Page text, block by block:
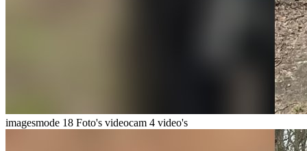
imagesmode 18 Foto's videocam 4 video's